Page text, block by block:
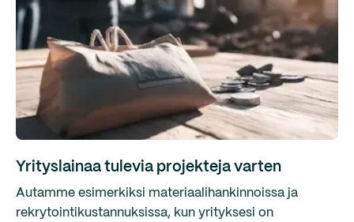
Yrityslainaa tulevia projekteja varten
Autamme esimerkiksi materiaalihankinnoissa ja
rekrytointikustannuksissa, kun yrityksesi on